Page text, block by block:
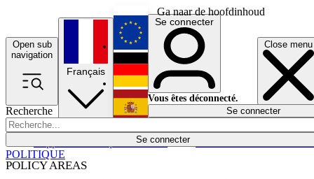
Ga naar de hoofdinhoud
Open sub
navigation
Close menu
Recherche
Se connecter
POLICY AREAS
Économie
Français
English
Deutsch
Español
Se connecter
Vous êtes déconnecté.
Se connecter
POLITIQUE